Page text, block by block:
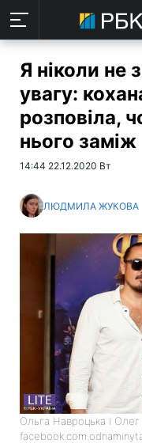
Я ніколи не
увагу:
розповіла,
нього заміж
14:44 22.12.2020 Вт
ЛЮДМИЛА ЖУКОВА
Ольга Навроцька і